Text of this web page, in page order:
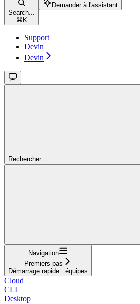
Search...
⌘ K
Demander à l'assistant
Support
Devin
Devin
Rechercher...
Navigation
Premiers pas
Démarrage rapide : équipes
Cloud
CLI
Desktop